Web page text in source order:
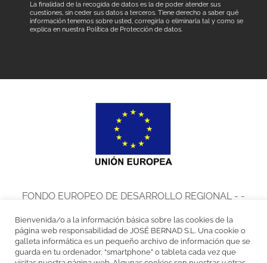
La finalidad de la recogida de datos es la de poder atender sus
cuestiones, sin ceder sus datos a terceros. Tiene derecho a saber qué
información tenemos sobre usted, corregirla o eliminarla tal y como se
explica en nuestra Política de Protección de datos
FONDO EUROPEO DE DESARROLLO REGIONAL - -
José Bernad, S.L. en el marco del Programa de Iniciación a la
Exportación ICEX Next, ha contado con el apoyo de ICEX y con la
Bienvenida/o a la información básica sobre las cookies de la
página web responsabilidad de JOSÉ BERNAD S.L. Una cookie o
galleta informática es un pequeño archivo de información que se
guarda en tu ordenador, “smartphone” o tableta cada vez que